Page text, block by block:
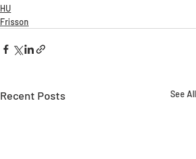
HU
Frisson
Recent Posts See All